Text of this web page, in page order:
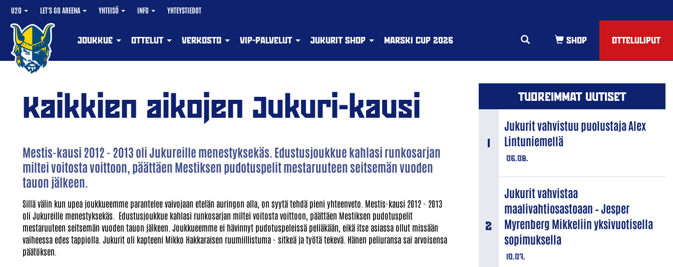
U20 LET'S GO AREENA YHTEISÖ INFO YHTEYSTIEDOT
OTTELULIPUT
JOUKKUE OTTELUT VERKOSTO VIP-PALVELUT JUKURIT SHOP MARSKI CUP 2026
Kaikkien aikojen Jukuri-kausi
Mestis-kausi 2012 - 2013 oli Jukureille menestyksekäs. Edustusjoukkue kahlasi runkosarjan
miltei voitosta voittoon, päättäen Mestiksen pudotuspelit mestaruuteen seitsemän vuoden
tauon jälkeen.
Sillä välin kun upea joukkueemme parantelee vaivojaan etelän auringon alla, on syytä tehdä pieni yhteenveto. Mestis-kausi 2012 - 2013
oli Jukureille menestyksekäs. Edustusjoukkue kahlasi runkosarjan miltei voitosta voittoon, päättäen Mestiksen pudotuspelit
mestaruuteen seitsemän vuoden tauon jälkeen. Joukkueemme ei hävinnyt pudotuspeleissä peliäkään, eikä itse asiassa ollut missään
vaiheessa edes tappiolla. Jukurit oli kapteeni Mikko Hakkaraisen ruumiillistuma - sitkeä ja työtä tekevä. Hänen peliuransa sai arvoisensa
päätöksen.
TUOREIMMAT UUTISET
06.08.
Jukurit vahvistuu puolustaja Alex
Lintuniemellä
10.07.
Jukurit vahvistaa
maalivahtiosastoaan – Jesper
Myrenberg Mikkeliin yksivuotisella
sopimuksella